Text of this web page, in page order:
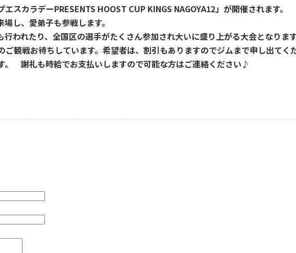
スカラデーPRESENTS HOOST CUP KINGS NAGOYA12」が開催されます。
し、愛弟子も参戦します。
われたり、全国区の選手がたくさん参加され大いに盛り上がる大会となります
観戦お待ちしています。希望者は、割引もありますのでジムまで申し出てく
。 謝礼も時給でお支払いしますので可能な方はご連絡ください♪